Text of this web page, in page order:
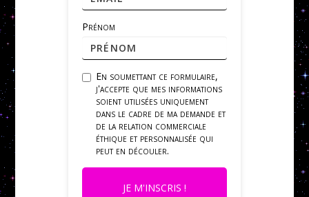
Prénom
En soumettant ce formulaire,
j'accepte que mes informations
soient utilisées uniquement
dans le cadre de ma demande et
de la relation commerciale
éthique et personnalisée qui
peut en découler.
JE M'INSCRIS !